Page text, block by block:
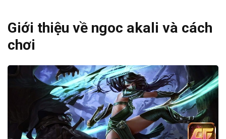
Giới thiệu về ngoc akali và cách
chơi